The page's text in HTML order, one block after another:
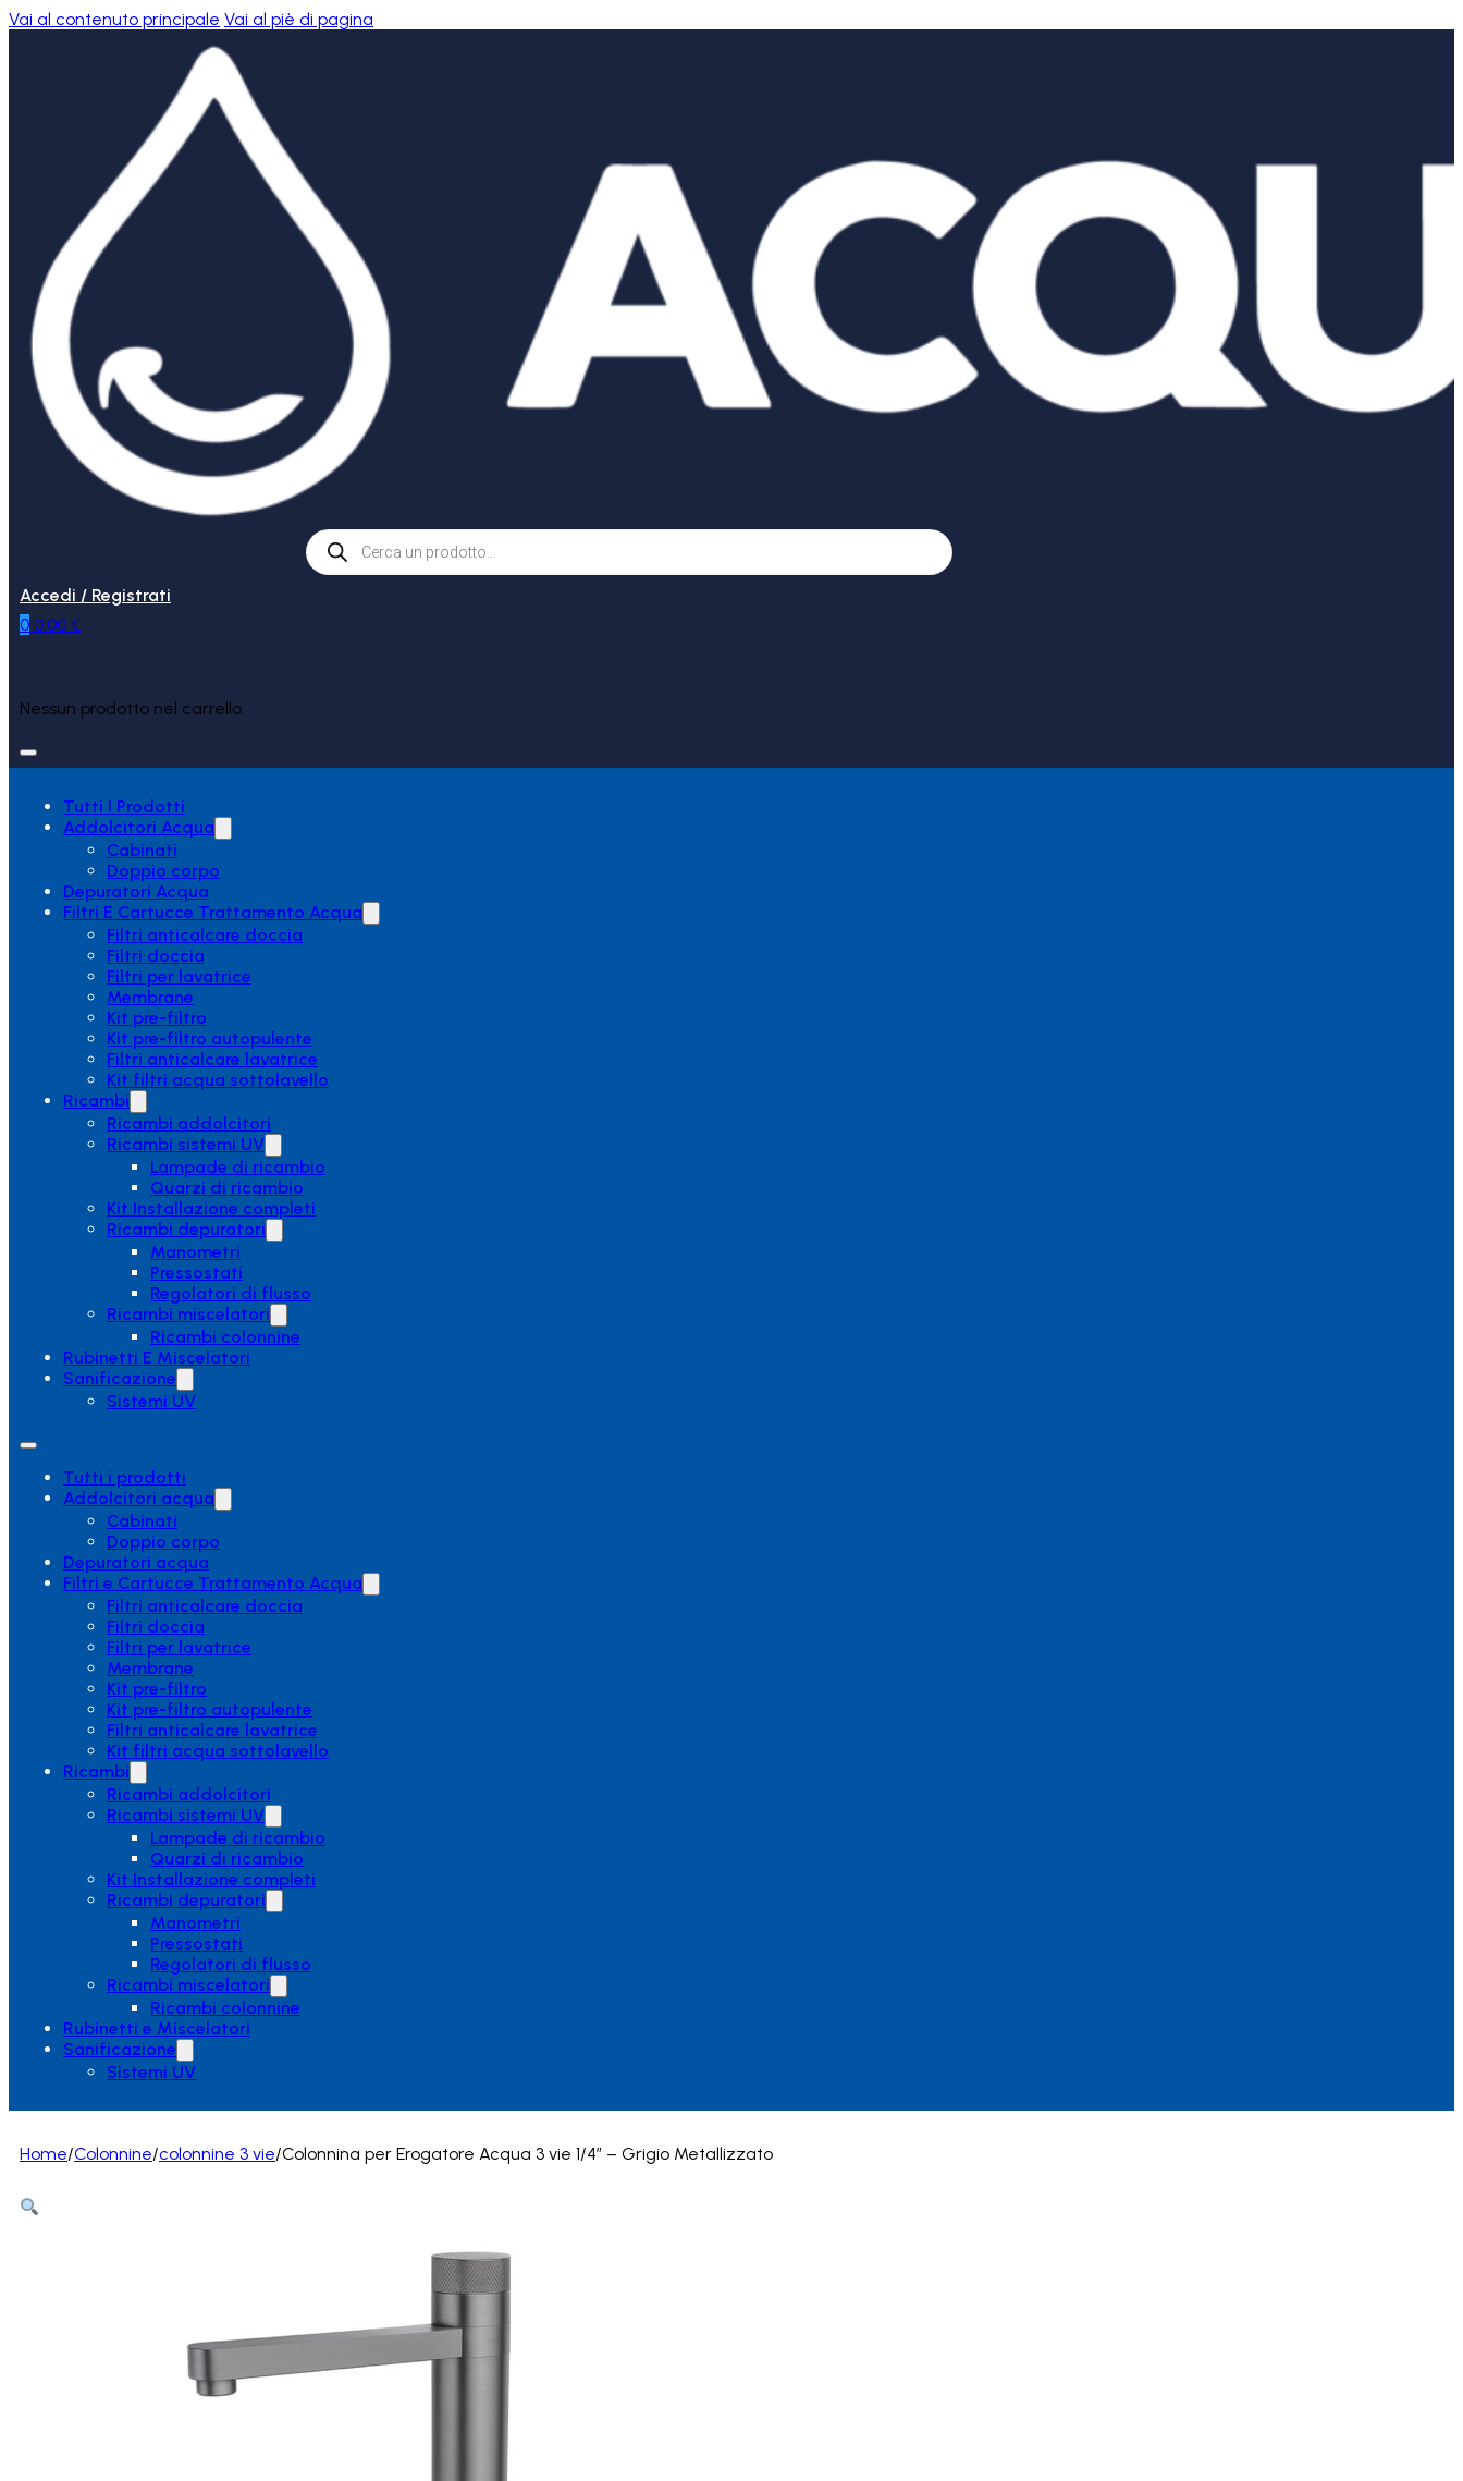
Vai al contenuto principale Vai al piè di pagina
Products
search
Accedi / Registrati
0 0,00 €
Nessun prodotto nel carrello.
Tutti I Prodotti
Addolcitori Acqua
Cabinati
Doppio corpo
Depuratori Acqua
Filtri E Cartucce Trattamento Acqua
Filtri anticalcare doccia
Filtri doccia
Filtri per lavatrice
Membrane
Kit pre-filtro
Kit pre-filtro autopulente
Filtri anticalcare lavatrice
Kit filtri acqua sottolavello
Ricambi
Ricambi addolcitori
Ricambi sistemi UV
Lampade di ricambio
Quarzi di ricambio
Kit Installazione completi
Ricambi depuratori
Manometri
Pressostati
Regolatori di flusso
Ricambi miscelatori
Ricambi colonnine
Rubinetti E Miscelatori
Sanificazione
Sistemi UV
Tutti i prodotti
Addolcitori acqua
Cabinati
Doppio corpo
Depuratori acqua
Filtri e Cartucce Trattamento Acqua
Filtri anticalcare doccia
Filtri doccia
Filtri per lavatrice
Membrane
Kit pre-filtro
Kit pre-filtro autopulente
Filtri anticalcare lavatrice
Kit filtri acqua sottolavello
Ricambi
Ricambi addolcitori
Ricambi sistemi UV
Lampade di ricambio
Quarzi di ricambio
Kit Installazione completi
Ricambi depuratori
Manometri
Pressostati
Regolatori di flusso
Ricambi miscelatori
Ricambi colonnine
Rubinetti e Miscelatori
Sanificazione
Sistemi UV
Home/Colonnine/colonnine 3 vie/Colonnina per Erogatore Acqua 3 vie 1/4” – Grigio Metallizzato